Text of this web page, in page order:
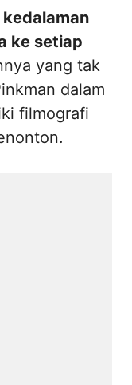
ke setiap
yang tak
dalam
filmografi